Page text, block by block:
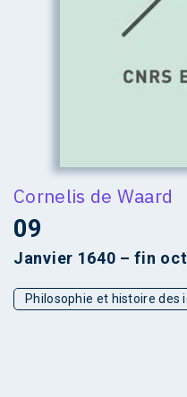
Cornelis de Waard
09
Janvier 1640 – fin
Philosophie et histoire des